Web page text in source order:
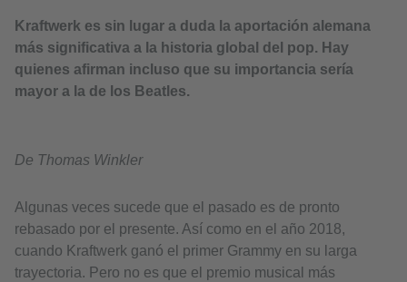
Kraftwerk es sin lugar a duda la aportación alemana
más significativa a la historia global del pop. Hay
quienes afirman incluso que su importancia sería
mayor a la de los Beatles.
De Thomas Winkler
Algunas veces sucede que el pasado es de pronto
rebasado por el presente. Así como en el año 2018,
cuando Kraftwerk ganó el primer Grammy en su larga
trayectoria. Pero no es que el premio musical más